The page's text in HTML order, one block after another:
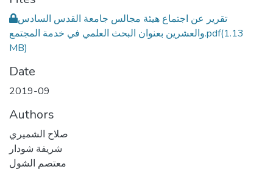
تقرير عن اجتماع هيئة مجالس جامعة القدس السادس
والعشرين بعنوان البحث العلمي في خدمة المجتمع.pdf(1.13
MB)
Date
2019-09
Authors
صلاح الشميري
شريفة شودار
معتصم الشول